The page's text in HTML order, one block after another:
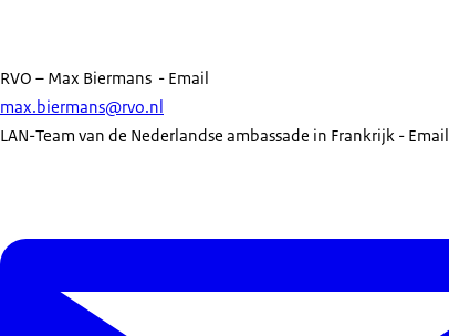
RVO – Max Biermans - Email
max.biermans@rvo.nl
LAN-Team van de Nederlandse ambassade in Frankrijk - Email